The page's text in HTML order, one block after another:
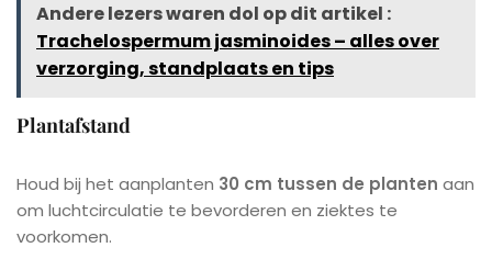
Andere lezers waren dol op dit artikel :
Trachelospermum jasminoides – alles over
verzorging, standplaats en tips
Plantafstand
Houd bij het aanplanten 30 cm tussen de planten aan
om luchtcirculatie te bevorderen en ziektes te
voorkomen.